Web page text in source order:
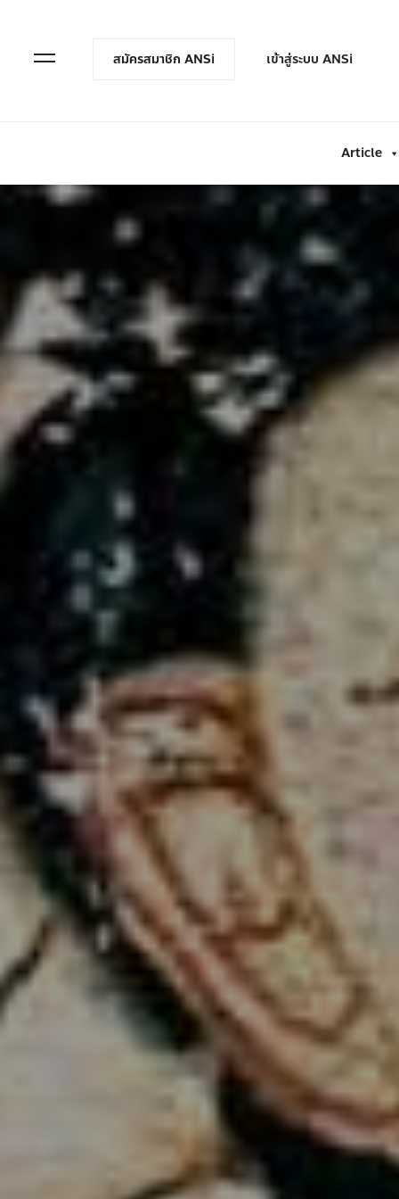
Open Menuสมัครสมาชิก ANSi เข้าสู่ระบบ ANSi
Article